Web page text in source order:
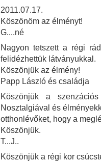
2011.07.17.
Köszönöm az élményt!
G....né
Nagyon tetszett a régi
felidézhettük látványukkal.
Köszönjük az élmény!
Papp László és családja
Köszönjük a
Nosztalgiával és
otthonlévőket, hogy a
Köszönjük.
T...J..
Köszönjük a régi kor